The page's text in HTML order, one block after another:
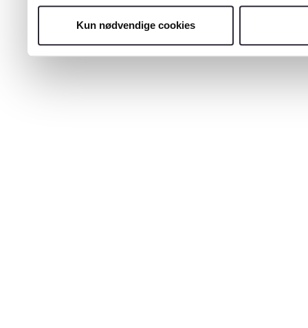
Kun nødvendige cookies